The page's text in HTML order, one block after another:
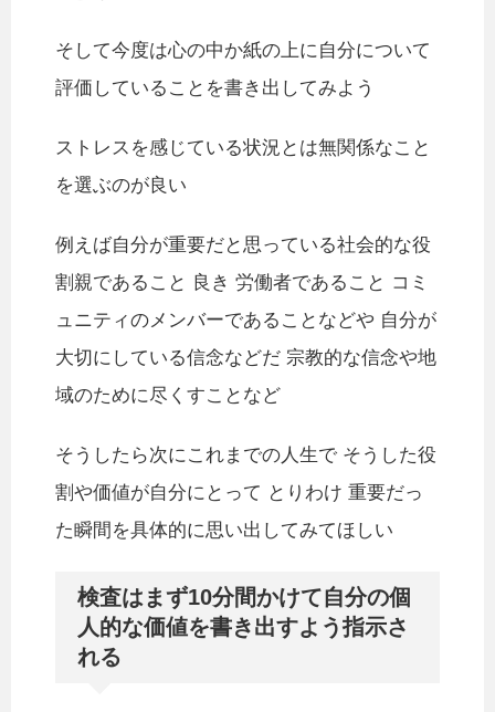
そして今度は心の中か紙の上に自分について
評価していることを書き出してみよう
ストレスを感じている状況とは無関係なこと
を選ぶのが良い
例えば自分が重要だと思っている社会的な役
割親であること 良き 労働者であること コミ
ュニティのメンバーであることなどや 自分が
大切にしている信念などだ 宗教的な信念や地
域のために尽くすことなど
そうしたら次にこれまでの人生で そうした役
割や価値が自分にとって とりわけ 重要だっ
た瞬間を具体的に思い出してみてほしい
検査はまず10分間かけて自分の個
人的な価値を書き出すよう指示さ
れる